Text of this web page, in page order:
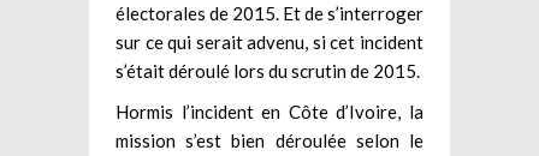
électorales de 2015. Et de s’interroger
sur ce qui serait advenu, si cet incident
s’était déroulé lors du scrutin de 2015.
Hormis l’incident en Côte d’Ivoire, la
mission s’est bien déroulée selon le